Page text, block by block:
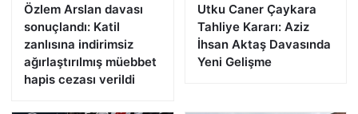
Özlem Arslan davası
sonuçlandı: Katil
zanlısına indirimsiz
ağırlaştırılmış müebbet
hapis cezası verildi
Utku Caner Çaykara
Tahliye Kararı: Aziz
İhsan Aktaş Davasında
Yeni Gelişme